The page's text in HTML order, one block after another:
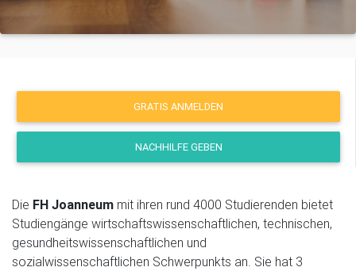
GRATIS ANMELDEN
NACHHILFE GEBEN
Die FH Joanneum mit ihren rund 4000 Studierenden bietet
Studiengänge wirtschaftswissenschaftlichen, technischen,
gesundheitswissenschaftlichen und
sozialwissenschaftlichen Schwerpunkts an. Sie hat 3